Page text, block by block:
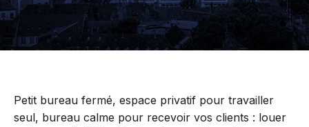
Petit bureau fermé, espace privatif pour travailler
seul, bureau calme pour recevoir vos clients : louer